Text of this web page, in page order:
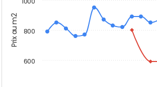
Prix au m2
600
800